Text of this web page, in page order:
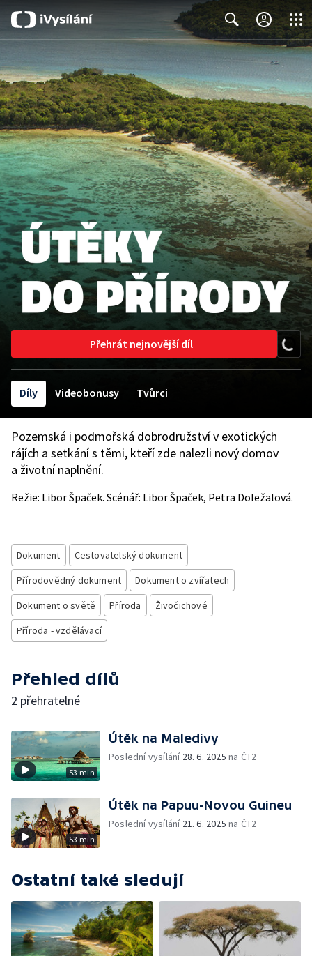
Search Close
Přehrát nejnovější díl
Díly Videobonusy Tvůrci
Pozemská i podmořská dobrodružství v exotických
rájích a setkání s těmi, kteří zde nalezli nový domov
a životní naplnění.
Režie: Libor Špaček. Scénář: Libor Špaček, Petra Doležalová.
Dokument
Cestovatelský dokument
Přírodovědný dokument
Dokument o zvířatech
Dokument o světě
Příroda
Živočichové
Příroda - vzdělávací
Přehled dílů
2 přehratelné
53 min
Útěk na Maledivy
Poslední vysílání 28. 6. 2025 na ČT2
53 min
Útěk na Papuu-Novou Guineu
Poslední vysílání 21. 6. 2025 na ČT2
Ostatní také sledují